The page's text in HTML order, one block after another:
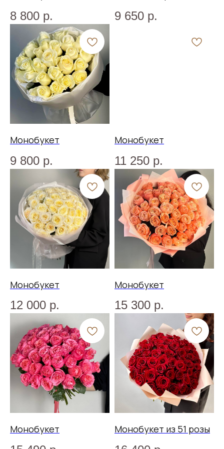
8 800 р. 9 650 р.
Монобукет
9 800 р.
Монобукет
11 250 р.
Монобукет
12 000 р.
Монобукет
15 300 р.
Монобукет Монобукет из 51 розы
Написать нам:
Меню
Каталог
Партнерам
Покупателям
Услуги
Адреса салонов в Екатеринбурге:
+7(912)255-12-55
ул.Хохрякова, д.72
+7(912)041-11-77
Режим работы: пн-пт 09:00-20:00
сб-вс 10:00-19:00
+7(932)122-30-30
ул.Машиностроителей, д.30